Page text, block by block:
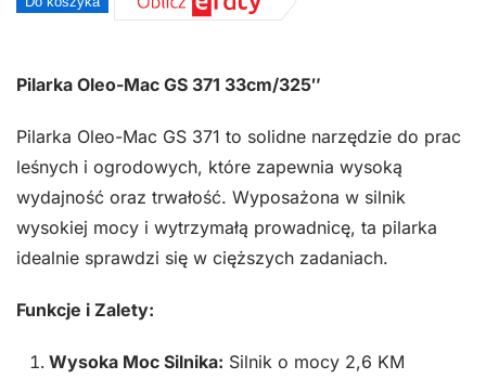
przycinarka
do
drewna
autoryzowany
dealer
Oleo-
GS
33cm/325"
Pilarka Oleo-Mac GS 371 33cm/325″
Pilarka Oleo-Mac GS 371 to solidne narzędzie do prac
leśnych i ogrodowych, które zapewnia wysoką
wydajność oraz trwałość. Wyposażona w silnik
wysokiej mocy i wytrzymałą prowadnicę, ta pilarka
idealnie sprawdzi się w cięższych zadaniach.
Funkcje i Zalety:
Wysoka Moc Silnika: Silnik o mocy 2,6 KM